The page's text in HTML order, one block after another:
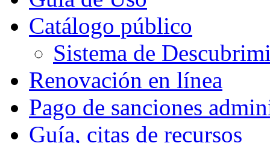
Catálogo público
Sistema de
Renovación en línea
Pago de sanciones
Guía, citas de recursos